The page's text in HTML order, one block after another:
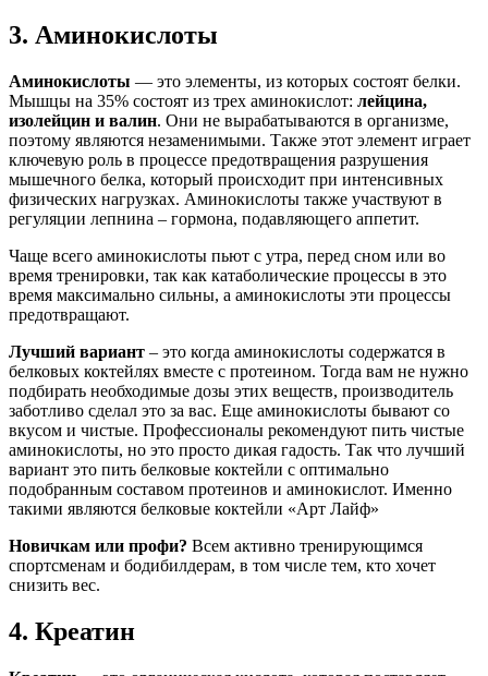
3. Аминокислоты
Аминокислоты — это элементы, из которых состоят белки.
Мышцы на 35% состоят из трех аминокислот: лейцина,
изолейцин и валин. Они не вырабатываются в организме,
поэтому являются незаменимыми. Также этот элемент играет
ключевую роль в процессе предотвращения разрушения
мышечного белка, который происходит при интенсивных
физических нагрузках. Аминокислоты также участвуют в
регуляции лепнина – гормона, подавляющего аппетит.
Чаще всего аминокислоты пьют с утра, перед сном или во
время тренировки, так как катаболические процессы в это
время максимально сильны, а аминокислоты эти процессы
предотвращают.
Лучший вариант – это когда аминокислоты содержатся в
белковых коктейлях вместе с протеином. Тогда вам не нужно
подбирать необходимые дозы этих веществ, производитель
заботливо сделал это за вас. Еще аминокислоты бывают со
вкусом и чистые. Профессионалы рекомендуют пить чистые
аминокислоты, но это просто дикая гадость. Так что лучший
вариант это пить белковые коктейли с оптимально
подобранным составом протеинов и аминокислот. Именно
такими являются белковые коктейли «Арт Лайф»
Новичкам или профи? Всем активно тренирующимся
спортсменам и бодибилдерам, в том числе тем, кто хочет
снизить вес.
4. Креатин